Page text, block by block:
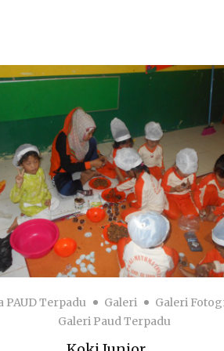
PAUD Terpadu Galeri
Galeri
Galeri Paud Terpadu